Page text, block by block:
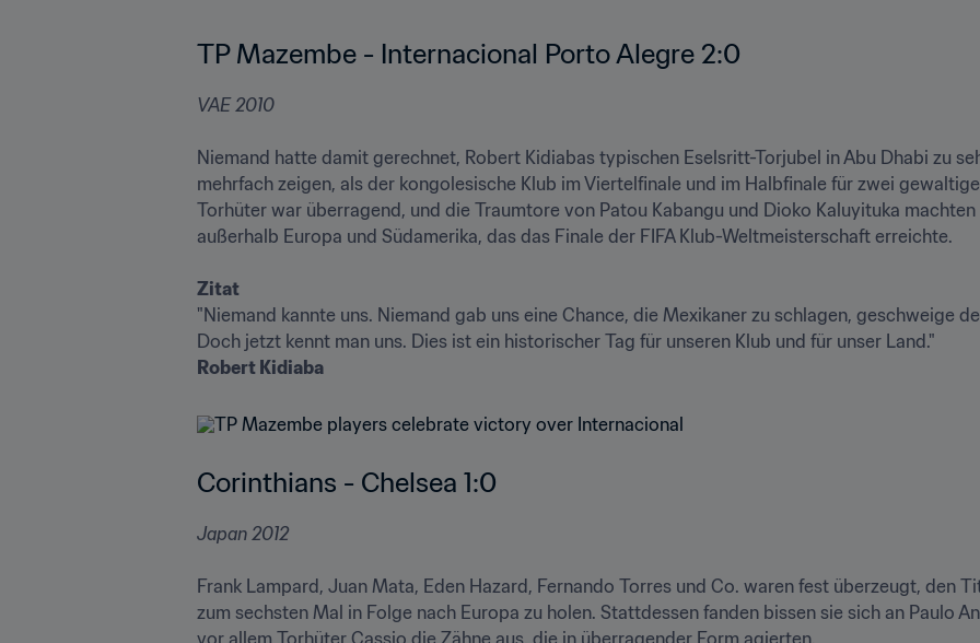
TP Mazembe - Internacional Porto Alegre 2:0
Niemand hatte damit gerechnet, Robert Kidiabas typischen Eselsritt-Torjubel in Abu Dhabi zu
mehrfach zeigen, als der kongolesische Klub im Viertelfinale und im Halbfinale für zwei
Torhüter war überragend, und die Traumtore von Patou Kabangu und Dioko Kaluyituka
außerhalb Europa und Südamerika, das das Finale der FIFA Klub-Weltmeisterschaft erreichte.
Zitat
"Niemand kannte uns. Niemand gab uns eine Chance, die Mexikaner zu schlagen, geschweige
Robert Kidiaba
Corinthians - Chelsea 1:0
Japan 2012
Frank Lampard, Juan Mata, Eden Hazard, Fernando Torres und Co. waren fest überzeugt, den
zum sechsten Mal in Folge nach Europa zu holen. Stattdessen fanden bissen sie sich an Paulo
vor allem Torhüter Cassio die Zähne aus, die in überragender Form agierten.